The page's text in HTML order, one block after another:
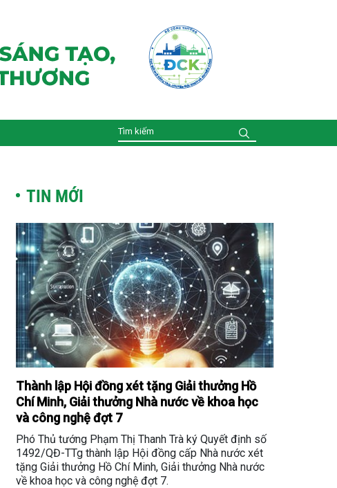
TIN MỚI
Thành lập Hội đồng xét tặng Giải thưởng Hồ
Chí Minh, Giải thưởng Nhà nước về khoa học
và công nghệ đợt 7
Phó Thủ tướng Phạm Thị Thanh Trà ký Quyết định số
1492/QĐ-TTg thành lập Hội đồng cấp Nhà nước xét
tặng Giải thưởng Hồ Chí Minh, Giải thưởng Nhà nước
về khoa học và công nghệ đợt 7.